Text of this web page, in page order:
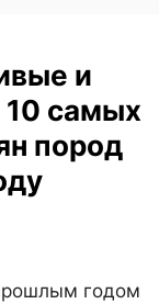
и
10 самых
пород
годом